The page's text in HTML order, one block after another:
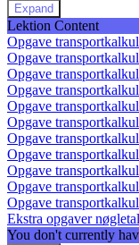
Expand
Ekstra
opgaver
kalkulation
Lektion Content
Opgave
Opgave
Opgave
Opgave
Opgave
Opgave
Opgave
Opgave
Opgave
Opgave
Opgave
Ekstra opgaver nøgletal
You don't currently